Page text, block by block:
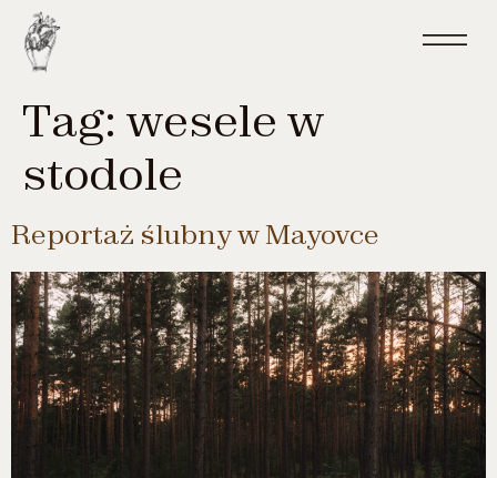
treści
Tag: wesele w
stodole
Reportaż ślubny w Mayovce